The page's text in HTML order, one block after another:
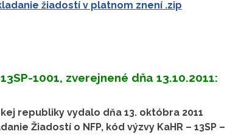
žiadostí v platnom znení .zip
1001, zverejnené dňa 13.10.2011:
republiky vydalo dňa 13. októbra 2011
Žiadostí o NFP, kód výzvy KaHR – 13SP –